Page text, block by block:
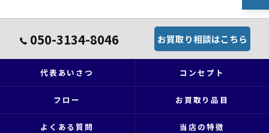
050-3134-8046 お買取り相談はこちら
代表あいさつ コンセプト
フロー お買取り品目
よくある質問 当店の特徴